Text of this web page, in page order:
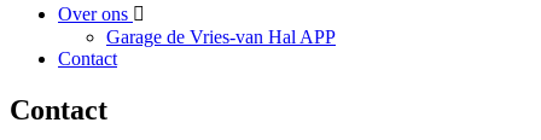
Over ons
Garage de Vries-van Hal APP
Contact
Contact